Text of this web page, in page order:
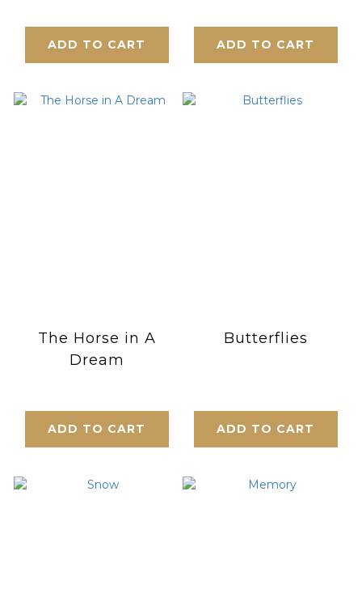
ADD TO CART ADD TO CART
The Horse in A
Dream
ADD TO CART
Butterflies
ADD TO CART